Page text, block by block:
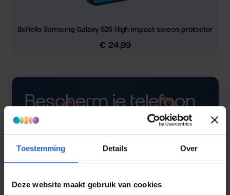
Toestemming Details Over
Deze website maakt gebruik van cookies
BeHello Samsung Galaxy S26 High impact screen protector
Normale prijs:
€ 24,99
Bescherm je telefoon
met een hoesje